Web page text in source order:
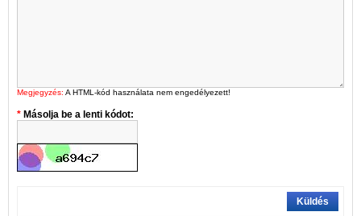
Megjegyzés: A HTML-kód használata nem engedélyezett!
Másolja be a lenti kódot:
Küldés